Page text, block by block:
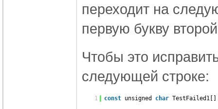
переходит на
первую букву
Чтобы это
следующей строке:
1 const unsigned char TestFailed1[]